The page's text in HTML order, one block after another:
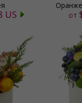
US
от